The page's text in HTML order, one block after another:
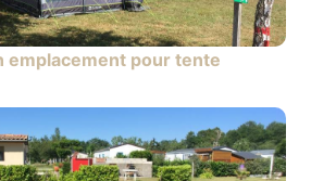
emplacement pour tente